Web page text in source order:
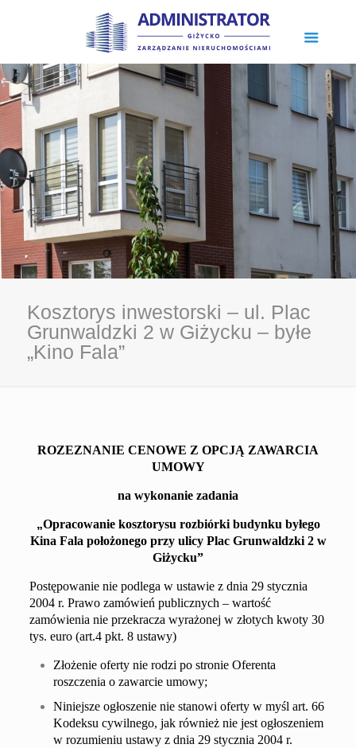
Kosztorys inwestorski – ul. Plac
Grunwaldzki 2 w Giżycku – byłe
„Kino Fala”
ROZEZNANIE CENOWE Z OPCJĄ ZAWARCIA
UMOWY
na wykonanie zadania
„Opracowanie kosztorysu rozbiórki budynku byłego
Kina Fala położonego przy ulicy Plac Grunwaldzki 2w
Giżycku”
Postępowanie nie podlega w ustawie z dnia 29 stycznia
2004 r. Prawo zamówień publicznych – wartość
zamówienia nie przekracza wyrażonej w złotych kwoty 30
tys. euro (art.4 pkt. 8 ustawy)
Złożenie oferty nie rodzi po stronie Oferenta
roszczenia o zawarcie umowy;
Niniejsze ogłoszenie nie stanowi oferty w myśl art. 66
Kodeksu cywilnego, jak również nie jest ogłoszeniem
w rozumieniu ustawy z dnia 29 stycznia 2004 r.